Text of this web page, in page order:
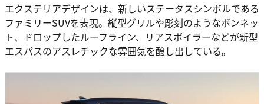
エクステリアデザインは、新しいステータスシンボルである
ファミリーSUVを表現。縦型グリルや彫刻のようなボンネッ
ト、ドロップしたルーフライン、リアスポイラーなどが新型
エスパスのアスレチックな雰囲気を醸し出している。